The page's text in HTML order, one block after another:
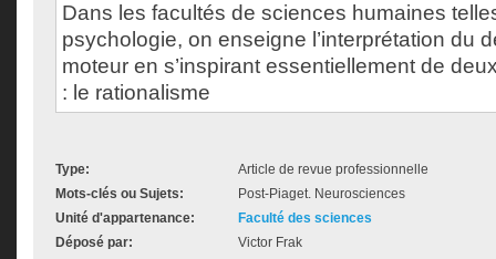
Dans les facultés de sciences humaines
psychologie, on enseigne l’interprétation du
moteur en s’inspirant essentiellement de
: le rationalisme
Type:
Article de revue professionnelle
Mots-clés ou Sujets:
Post-Piaget. Neurosciences
Unité d'appartenance:
Faculté des sciences
Déposé par:
Victor Frak